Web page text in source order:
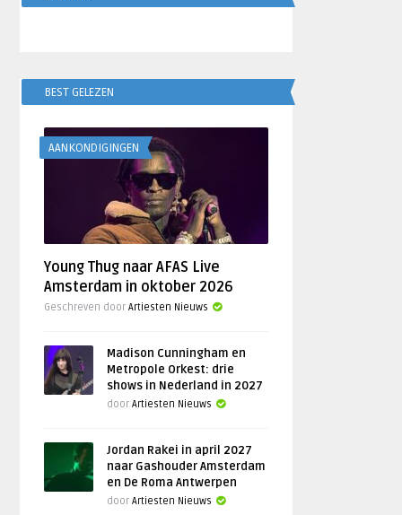
BEST GELEZEN
AANKONDIGINGEN
Young Thug naar AFAS Live
Amsterdam in oktober 2026
Geschreven doorArtiesten Nieuws
Madison Cunningham en
Metropole Orkest: drie
shows in Nederland in 2027
doorArtiesten Nieuws
Jordan Rakei in april 2027
naar Gashouder Amsterdam
en De Roma Antwerpen
doorArtiesten Nieuws